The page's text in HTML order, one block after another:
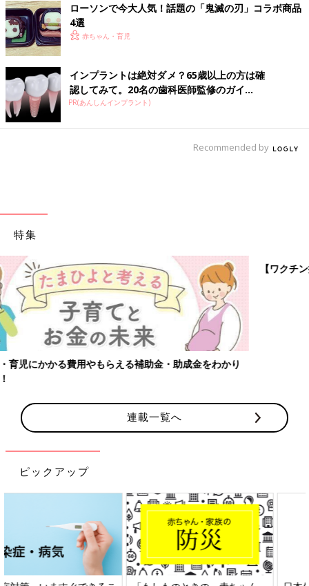
ローソンで今大人気！話題の「鬼滅の刃」コラボ商品
4選
赤ちゃん・育児
インプラントは絶対ダメ？65歳以上の方は確
認してみて。20名の歯科医師監修のガイ...
PR(あんしんインプラント)
Recommended by
特集
【ワクチン接種できるものも】妊婦の感染症対策、知っておいて！
連載一覧へ
ピックアップ